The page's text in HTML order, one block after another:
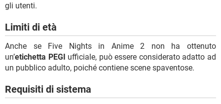
gli utenti.
Limiti di età
Anche se Five Nights in Anime 2 non ha ottenuto
un’etichetta PEGI ufficiale, può essere considerato adatto ad
un pubblico adulto, poiché contiene scene spaventose.
Requisiti di sistema